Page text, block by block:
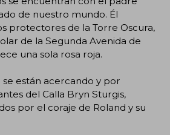
de nuestro mundo. Él
protectores de la Torre Oscura,
de la Segunda Avenida de
una sola rosa roja.
están acercando y por
del Calla Bryn Sturgis,
por el coraje de Roland y su